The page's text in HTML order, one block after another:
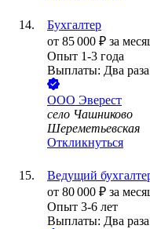
Бухгалтер
от 85 000 ₽ за
Опыт 1-3 года
Выплаты: Два
ООО Эверест
село Чашниково
Шереметьевская
Откликнуться
Ведущий
от 80 000 ₽ за
Опыт 3-6 лет
Выплаты: Два